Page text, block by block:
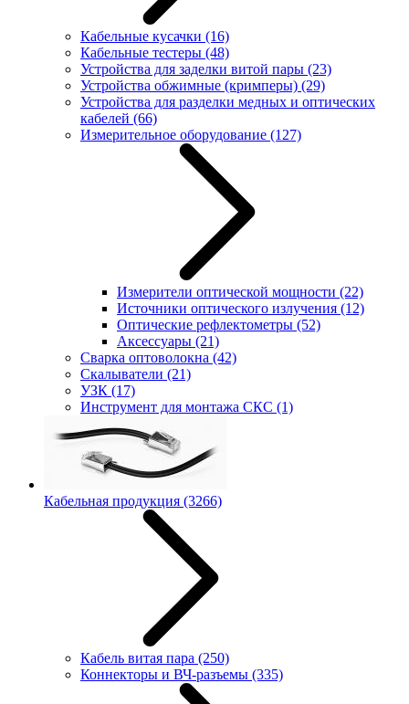
Кабельные кусачки (16)
Кабельные тестеры (48)
Устройства для заделки витой пары (23)
Устройства обжимные (кримперы) (29)
Устройства для разделки медных и оптических
кабелей (66)
Измерительное оборудование (127)
Измерители оптической мощности (22)
Источники оптического излучения (12)
Оптические рефлектометры (52)
Аксессуары (21)
Сварка оптоволокна (42)
Скалыватели (21)
УЗК (17)
Инструмент для монтажа СКС (1)
Кабельная продукция (3266)
Кабель витая пара (250)
Коннекторы и ВЧ-разъемы (335)